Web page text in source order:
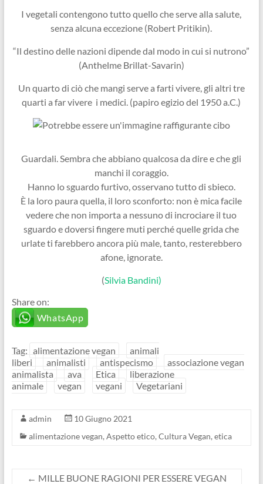
I vegetali contengono tutto quello che serve alla salute,
senza alcuna eccezione (Robert Pritikin).
“Il destino delle nazioni dipende dal modo in cui si nutrono”
(Anthelme Brillat-Savarin)
Un quarto di ciò che mangi serve a farti vivere, gli altri tre
quarti a far vivere i medici. (papiro egizio del 1950 a.C.)
Guardali. Sembra che abbiano qualcosa da dire e che gli
manchi il coraggio.
Hanno lo sguardo furtivo, osservano tutto di sbieco.
È la loro paura quella, il loro sconforto: non è mica facile
vedere che non importa a nessuno di incrociare il tuo
sguardo e doversi fingere muti perché quelle grida che
urlate ti farebbero ancora più male, tanto, resterebbero
afone, ignorate.
(Silvia Bandini)
Share on:
WhatsApp
Tag: alimentazione vegan
animali
liberi
animalisti antispecismo
associazione vegan
animalista
ava Etica
liberazione
animale
vegan vegani Vegetariani
admin
10 Giugno 2021
alimentazione vegan, Aspetto etico, Cultura Vegan, etica
← MILLE BUONE RAGIONI PER ESSERE VEGAN